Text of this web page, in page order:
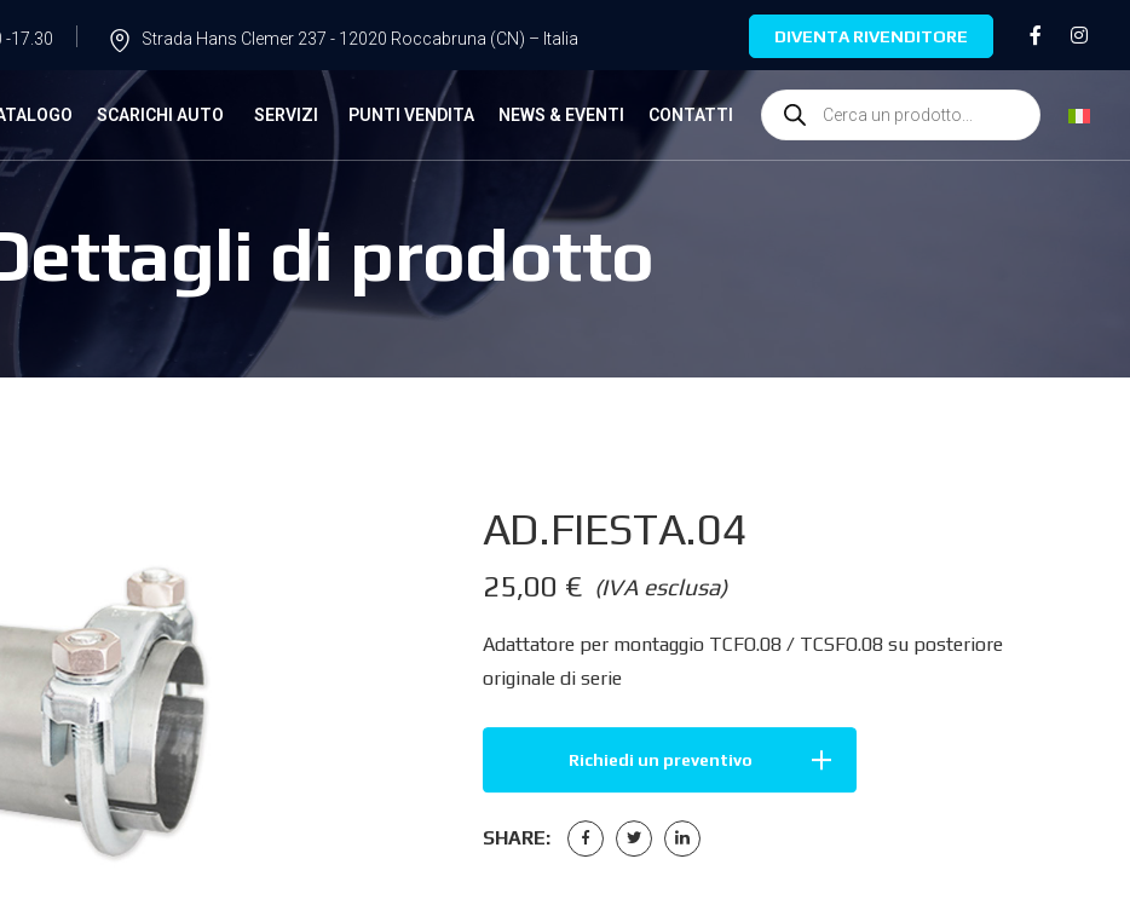
-17.30 Strada Hans Clemer 237 - 12020 Roccabruna (CN) – Italia DIVENTA RIVENDITORE
SCARICHI AUTO SERVIZI PUNTI VENDITA NEWS & EVENTI CONTATTI
di prodotto
AD.FIESTA.04
(IVA esclusa)
25,00 €
Adattatore per montaggio TCFO.08 / TCSFO.08 su posteriore
originale di serie
Richiedi un preventivo
SHARE: